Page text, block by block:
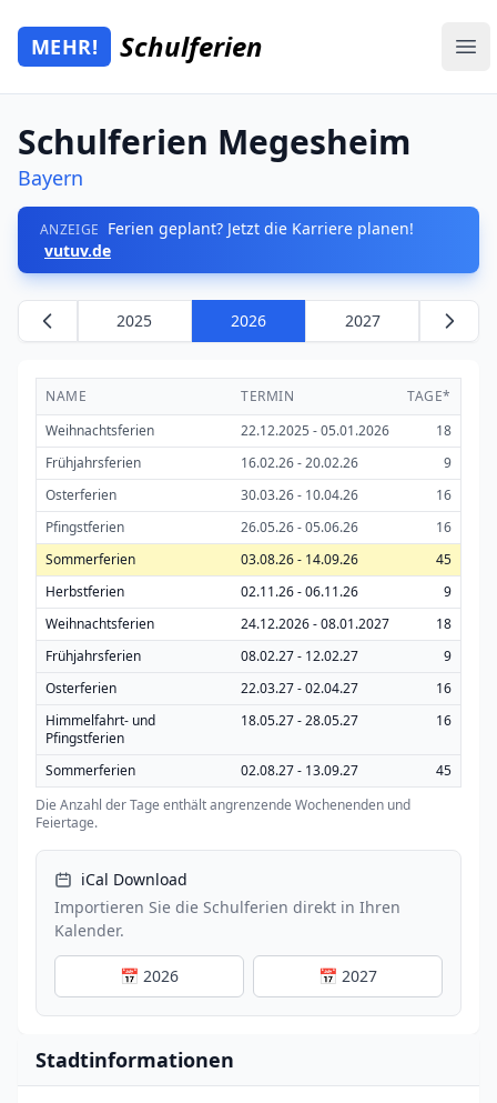
Zum Hauptinhalt springen
Mehr Schulferien
MEHR! Schulferien
Schulferien Megesheim
Bayern
ANZEIGE Ferien geplant? Jetzt die Karriere planen!
vutuv.de
2025 2026 2027
NAME TERMIN
TAGE*
Weihnachtsferien
22.12.2025 - 05.01.2026
18
Frühjahrsferien
16.02.26 - 20.02.26
9
Osterferien
30.03.26 - 10.04.26
16
Pfingstferien
26.05.26 - 05.06.26
16
Sommerferien
03.08.26 - 14.09.26
45
Herbstferien
02.11.26 - 06.11.26
9
Weihnachtsferien
24.12.2026 - 08.01.2027
18
Frühjahrsferien
08.02.27 - 12.02.27
9
Osterferien
22.03.27 - 02.04.27
16
Himmelfahrt- und
Pfingstferien
18.05.27 - 28.05.27 16
Sommerferien 02.08.27 - 13.09.27
45
Die Anzahl der Tage enthält angrenzende Wochenenden und
Feiertage.
iCal Download
Importieren Sie die Schulferien direkt in Ihren
Kalender.
📅 2026 📅 2027
Stadtinformationen